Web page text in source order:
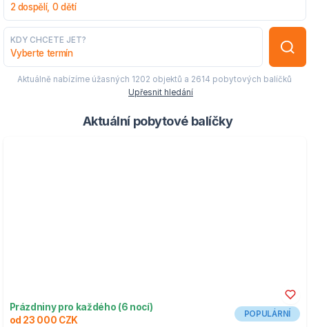
2 dospělí, 0 dětí
KDY CHCETE JET?
Vyberte termín
Aktuálně nabízíme úžasných 1202 objektů a 2614 pobytových balíčků
Upřesnit hledání
Aktuální pobytové balíčky
Prázdniny pro každého (6 nocí)
od 23 000 CZK
POPULÁRNÍ